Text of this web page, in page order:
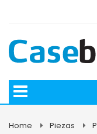
Home Piezas